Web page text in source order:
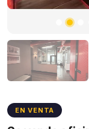
EN VENTA